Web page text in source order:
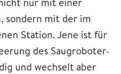
sondern mit der im
Station. Jene ist für
des Saugroboter-
und wechselt aber